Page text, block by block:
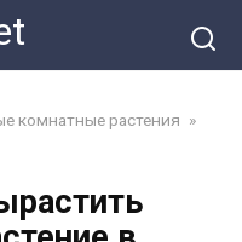
комнатные растения »